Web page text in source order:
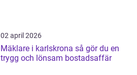
02 april 2026
Mäklare i karlskrona så gör du en
trygg och lönsam bostadsaffär